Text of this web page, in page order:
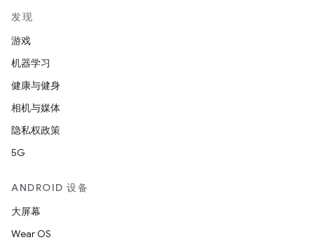
发现
游戏
机器学习
健康与健身
相机与媒体
隐私权政策
5G
ANDROID 设备
大屏幕
Wear OS